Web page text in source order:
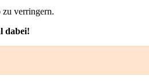
zu verringern.
dabei!